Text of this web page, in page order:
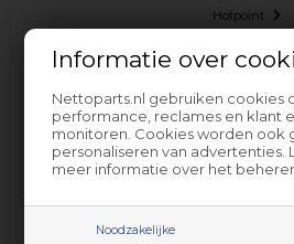
Informatie over
Nettoparts.nl gebruiken cookies
performance, reclames en klant
monitoren. Cookies worden ook
personaliseren van advertenties.
meer informatie over het
Noodzakelijke
Hotpoint
Hotpoint-Ariston
Husqvarna